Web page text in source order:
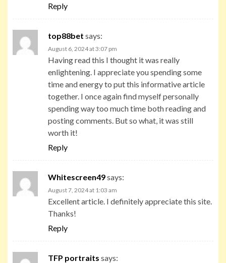
Reply
top88bet says:
August 6, 2024 at 3:07 pm
Having read this I thought it was really
enlightening. I appreciate you spending some
time and energy to put this informative article
together. I once again find myself personally
spending way too much time both reading and
posting comments. But so what, it was still
worth it!
Reply
Whitescreen49says:
August 7, 2024 at 1:03 am
Excellent article. I definitely appreciate this site.
Thanks!
Reply
TFP portraits says: